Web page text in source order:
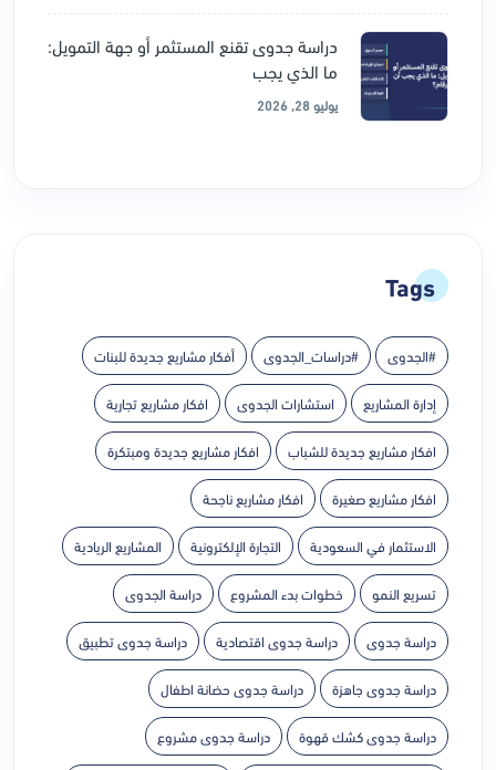
دراسة جدوى تقنع المستثمر أو جهة التمويل:
ما الذي يجب
يوليو 28, 2026
Tags
#الجدوى #دراسات_الجدوى أفكار مشاريع جديدة للبنات
إدارة المشاريع استشارات الجدوى افكار مشاريع تجارية
افكار مشاريع جديدة للشباب افكار مشاريع جديدة ومبتكرة
افكار مشاريع صغيرة افكار مشاريع ناجحة
الاستثمار في السعودية التجارة الإلكترونية المشاريع الريادية
تسريع النمو خطوات بدء المشروع دراسة الجدوى
دراسة جدوى دراسة جدوى اقتصادية دراسة جدوى تطبيق
دراسة جدوى جاهزة دراسة جدوى حضانة اطفال
دراسة جدوى كشك قهوة دراسة جدوى مشروع